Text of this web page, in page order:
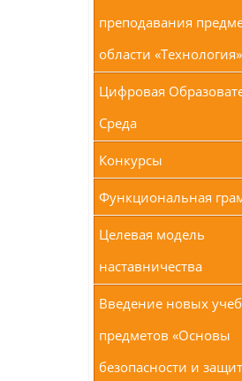
преподавания
области «Технология»
Цифровая
Среда
Конкурсы
Функциональная
Целевая модель
наставничества
Введение новых
предметов «Основы
безопасности и